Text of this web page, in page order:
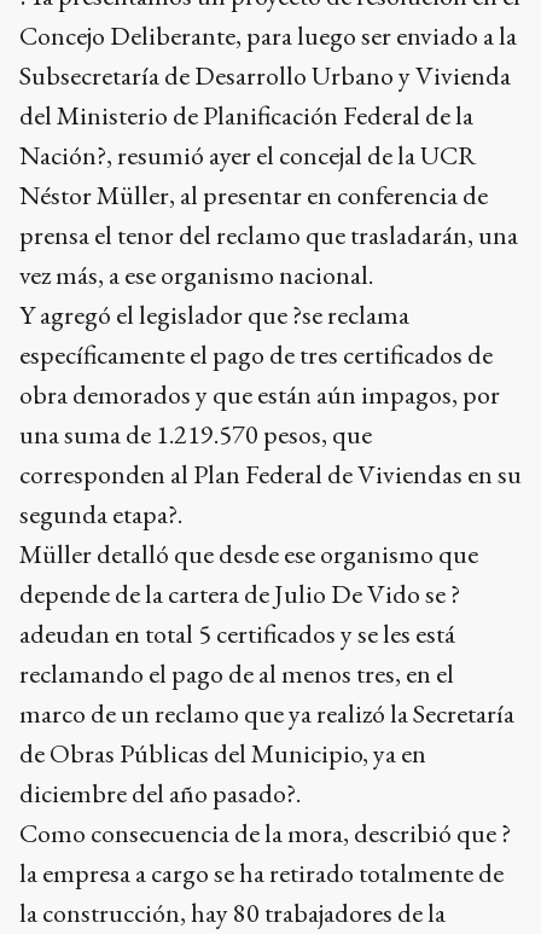
Concejo Deliberante, para luego ser enviado a la
Subsecretaría de Desarrollo Urbano y Vivienda
del Ministerio de Planificación Federal de la
Nación?, resumió ayer el concejal de la UCR
Néstor Müller, al presentar en conferencia de
prensa el tenor del reclamo que trasladarán, una
vez más, a ese organismo nacional.
Y agregó el legislador que ?se reclama
específicamente el pago de tres certificados de
obra demorados y que están aún impagos, por
una suma de 1.219.570 pesos, que
corresponden al Plan Federal de Viviendas en su
segunda etapa?.
Müller detalló que desde ese organismo que
depende de la cartera de Julio De Vido se ?
adeudan en total 5 certificados y se les está
reclamando el pago de al menos tres, en el
marco de un reclamo que ya realizó la Secretaría
de Obras Públicas del Municipio, ya en
diciembre del año pasado?.
Como consecuencia de la mora, describió que ?
la empresa a cargo se ha retirado totalmente de
la construcción, hay 80 trabajadores de la